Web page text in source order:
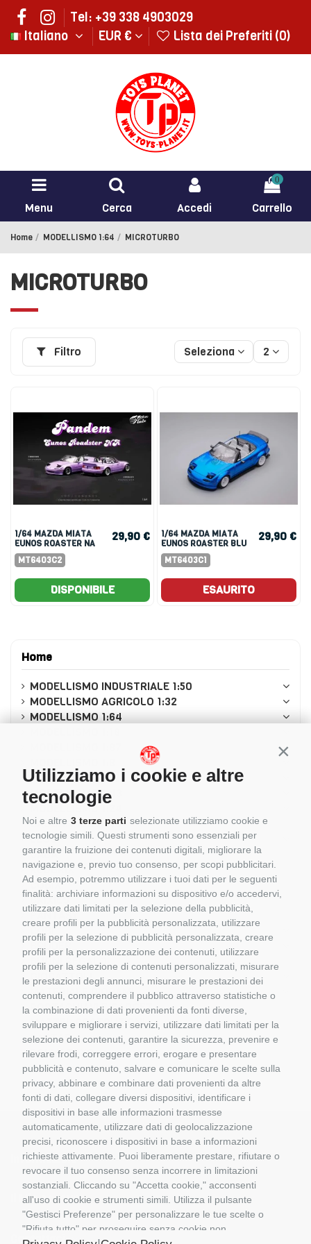
Utilizziamo i cookie e altre
tecnologie
Noi e altre 3 terze parti selezionate utilizziamo cookie e
tecnologie simili. Questi strumenti sono essenziali per
garantire la fruizione dei contenuti digitali, migliorare la
navigazione e, previo tuo consenso, per scopi pubblicitari.
Ad esempio, potremmo utilizzare i tuoi dati per le seguenti
finalità: archiviare informazioni su dispositivo e/o accedervi,
utilizzare dati limitati per la selezione della pubblicità,
creare profili per la pubblicità personalizzata, utilizzare
profili per la selezione di pubblicità personalizzata, creare
profili per la personalizzazione dei contenuti, utilizzare
profili per la selezione di contenuti personalizzati, misurare
le prestazioni degli annunci, misurare le prestazioni dei
contenuti, comprendere il pubblico attraverso statistiche o
la combinazione di dati provenienti da fonti diverse,
sviluppare e migliorare i servizi, utilizzare dati limitati per la
selezione dei contenuti, garantire la sicurezza, prevenire e
rilevare frodi, correggere errori, erogare e presentare
pubblicità e contenuto, salvare e comunicare le scelte sulla
privacy, abbinare e combinare dati provenienti da altre
fonti di dati, collegare diversi dispositivi, identificare i
dispositivi in base alle informazioni trasmesse
automaticamente, utilizzare dati di geolocalizzazione
precisi, riconoscere i dispositivi in base a informazioni
richieste attivamente. Puoi liberamente prestare, rifiutare o
revocare il tuo consenso senza incorrere in limitazioni
sostanziali. Cliccando su "Accetta cookie," acconsenti
all'uso di cookie e strumenti simili. Utilizza il pulsante
"Gestisci Preferenze" per personalizzare le tue scelte o
"Rifiuta tutto" per proseguire senza cookie non
Tel: +39 338 4903029
Italiano
EUR € Lista dei Preferiti (0)
Menu Cerca Accedi
0
Carrello
Home MODELLISMO 1:64 MICROTURBO
MICROTURBO
Filtro Seleziona 2
1/64 MAZDA MIATA
EUNOS ROASTER NA
PANDEM ROCKET
BUNNY PURPLE
MT6403C2
29,90 €
DISPONIBILE
1/64 MAZDA MIATA
EUNOS ROASTER BLU
MT6403C1
29,90 €
ESAURITO
Home
MODELLISMO INDUSTRIALE 1:50
MODELLISMO AGRICOLO 1:32
MODELLISMO 1:64
MODELLISMO 1:12
MODELLISMO 1:43
MODELLISMO 1:24
CASCHI PILOTI 1/5
LEGO
CADA
REOBRIX
CUBIX
BRIXIES
PANTASY
COBI
BRUDER
BUONI REGALO
GIOCATTOLI
MATERIALE DIORAMI
PORTACHIAVI E GADGET
MATTEL COSTRUZIONI
RASTAR
ROLLY TOYS
Informazioni
Il Mio Account
Contattaci